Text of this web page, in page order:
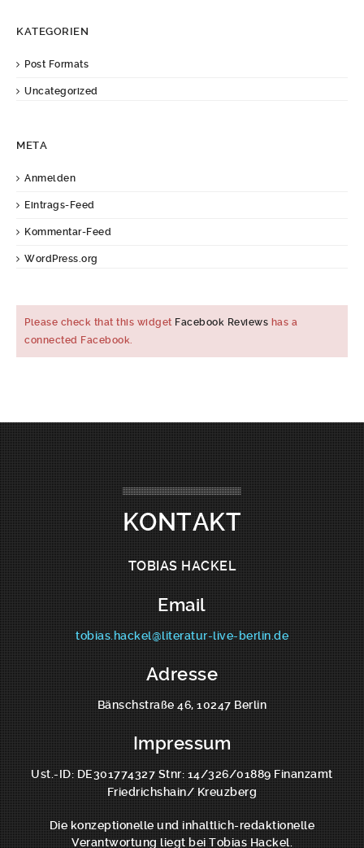
KATEGORIEN
Post Formats
Uncategorized
META
Anmelden
Eintrags-Feed
Kommentar-Feed
WordPress.org
Please check that this widget Facebook Reviews has a
connected Facebook.
KONTAKT
TOBIAS HACKEL
Email
tobias.hackel@literatur-live-berlin.de
Adresse
Bänschstraße 46, 10247 Berlin
Impressum
Ust.-ID: DE301774327 Stnr: 14/326/01889 Finanzamt
Friedrichshain/ Kreuzberg
Die konzeptionelle und inhaltlich-redaktionelle
Verantwortung liegt bei Tobias Hackel.